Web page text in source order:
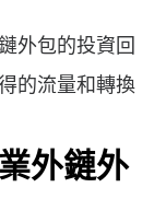
外包的投資回
的流量和轉換
外鏈外